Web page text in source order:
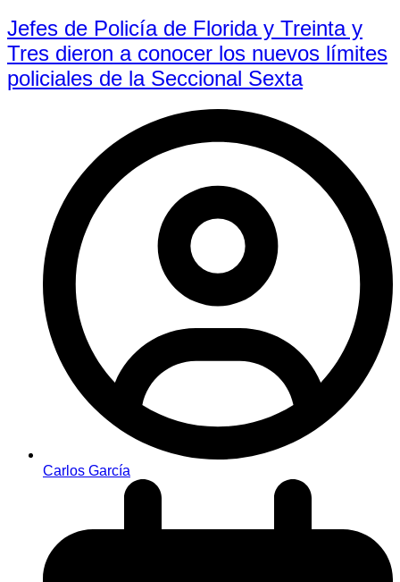
Jefes de Policía de Florida y Treinta y
Tres dieron a conocer los nuevos límites
policiales de la Seccional Sexta
Carlos García